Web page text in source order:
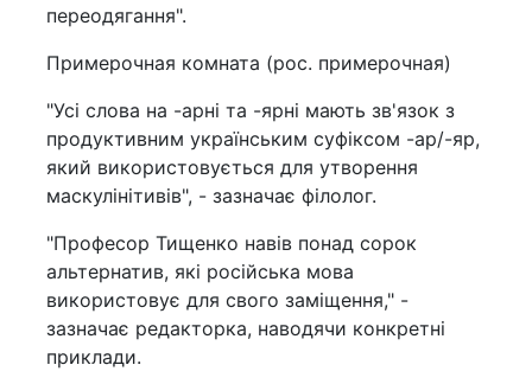
переодягання".
Примерочная комната (рос. примерочная)
"Усі слова на -арні та -ярні мають зв'язок з
продуктивним українським суфіксом -ар/-яр,
який використовується для утворення
маскулінітивів", - зазначає філолог.
"Професор Тищенко навів понад сорок
альтернатив, які російська мова
використовує для свого заміщення," -
зазначає редакторка, наводячи конкретні
приклади.